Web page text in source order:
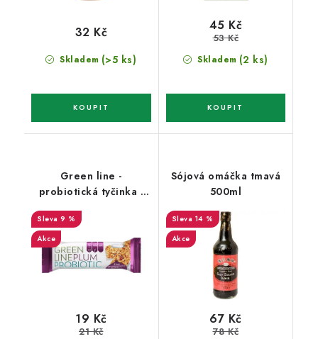
Skladem (>5 ks)
32 Kč
Skladem (2 ks)
45 Kč
53 Kč
Green line -
probiotická tyčinka -
9 %
Akce
19 Kč
21 Kč
Sójová omáčka tmavá
500ml
14 %
Akce
67 Kč
78 Kč